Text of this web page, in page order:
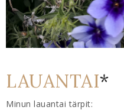
LAUANTAI*
Minun lauantai tärpit: